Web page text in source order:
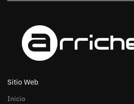
Sitio Web
Inicio